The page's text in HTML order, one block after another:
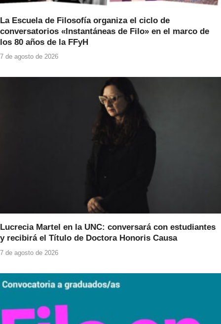
La Escuela de Filosofía organiza el ciclo de
conversatorios «Instantáneas de Filo» en el marco de
los 80 años de la FFyH
7 de agosto de 2026
Lucrecia Martel en la UNC: conversará con estudiantes
y recibirá el Título de Doctora Honoris Causa
7 de agosto de 2026